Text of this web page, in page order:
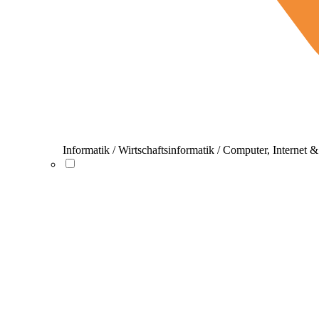
Informatik / Wirtschaftsinformatik / Computer, Internet